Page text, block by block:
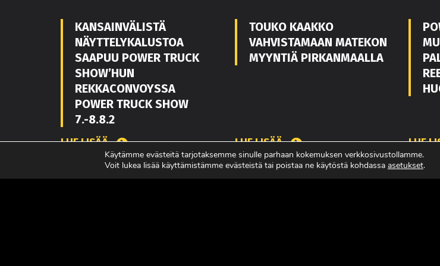
KANSAINVÄLISTÄ
NÄYTTELYKALUSTOA
SAAPUU POWER TRUCK
SHOW’HUN
REKKACONVOYSSA
POWER TRUCK SHOW
7.-8.8.2
LUE LISÄÄ
TOUKO KAAKKO
VAHVISTAMAAN MATEKON
MYYNTIÄ PIRKANMAALLA
LUE LISÄÄ LUE
Käytämme evästeitä tarjotaksemme sinulle parhaan kokemuksen verkkosivustollamme.
Voit lukea lisää käyttämistämme evästeistä tai poistaa ne käytöstä kohdassa asetukset.